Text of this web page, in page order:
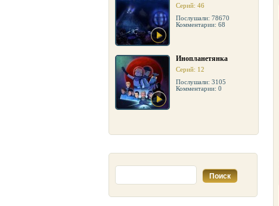
Серий: 46
Послушали: 78670
Комментарии: 68
Инопланетянка
Серий: 12
Послушали: 3105
Комментарии: 0